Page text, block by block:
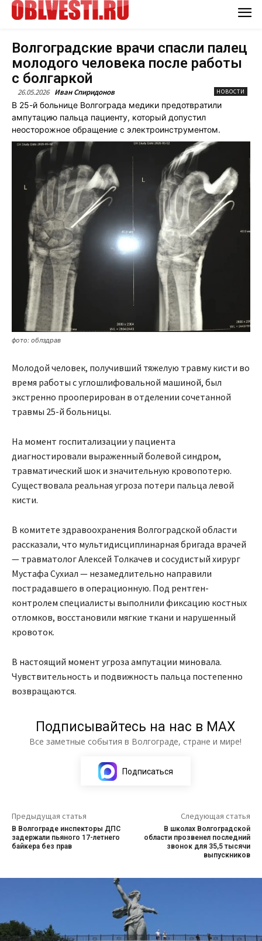
Волгоградские врачи спасли палец
молодого человека после работы
с болгаркой
26.05.2026 Иван Спиридонов НОВОСТИ
В 25-й больнице Волгограда медики предотвратили
ампутацию пальца пациенту, который допустил
неосторожное обращение с электроинструментом.
фото: облздрав
Молодой человек, получивший тяжелую травму кисти во
время работы с углошлифовальной машиной, был
экстренно прооперирован в отделении сочетанной
травмы 25-й больницы.
На момент госпитализации у пациента
диагностировали выраженный болевой синдром,
травматический шок и значительную кровопотерю.
Существовала реальная угроза потери пальца левой
кисти.
В комитете здравоохранения Волгоградской области
рассказали, что мультидисциплинарная бригада врачей
— травматолог Алексей Толкачев и сосудистый хирург
Мустафа Сухиал — незамедлительно направили
пострадавшего в операционную. Под рентген-
контролем специалисты выполнили фиксацию костных
отломков, восстановили мягкие ткани и нарушенный
кровоток.
В настоящий момент угроза ампутации миновала.
Чувствительность и подвижность пальца постепенно
возвращаются.
Подписывайтесь на нас в МАХ
Все заметные события в Волгограде, стране и мире!
Подписаться
Предыдущая статья
В Волгограде инспекторы ДПС
задержали пьяного 17-летнего
байкера без прав
Следующая статья
В школах Волгоградской
области прозвенел последний
звонок для 35,5 тысячи
выпускников